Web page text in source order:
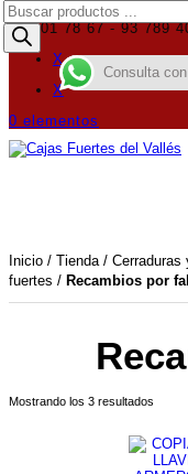
619 01 78 67 - 93 789
X
X
0 elementos
Búsqueda
de
productos
Inicio / Tienda/ Cerraduras
fuertes / Recambios por
Mostrando los 3 resultados
bajo
a
alto
Consulta